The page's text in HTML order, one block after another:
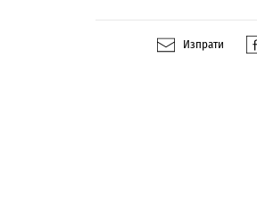
Изпрати